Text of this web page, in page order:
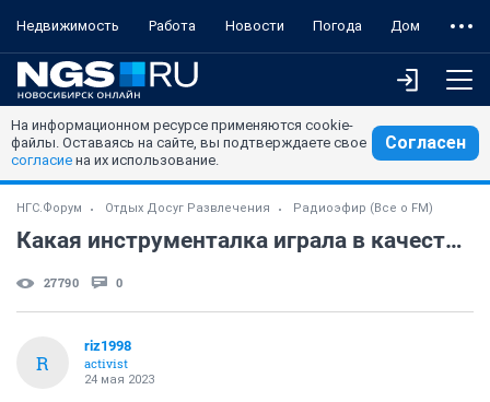
Недвижимость Работа Новости Погода Дом
На информационном ресурсе применяются cookie-
файлы. Оставаясь на сайте, вы подтверждаете свое
согласие на их использование.
Согласен
НГС.Форум Отдых Досуг Развлечения Радиоэфир (Все о FM)
Какая инструменталка играла в качестве позывного на радио Слово?
27790 0
R
riz1998
activist
24 мая 2023